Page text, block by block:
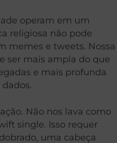
operam em um
religiosa não pode
memes e tweets. Nossa
ser mais ampla do que
e mais profunda
Não nos lava como
single. Isso requer
uma cabeça